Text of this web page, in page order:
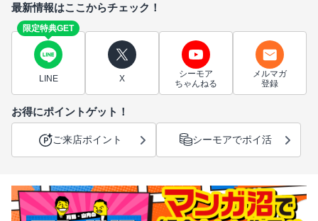
最新情報はここからチェック！
限定特典GET
LINE X
シーモア
ちゃんねる
メルマガ
登録
お得にポイントゲット！
ご来店ポイント シーモアでポイ活